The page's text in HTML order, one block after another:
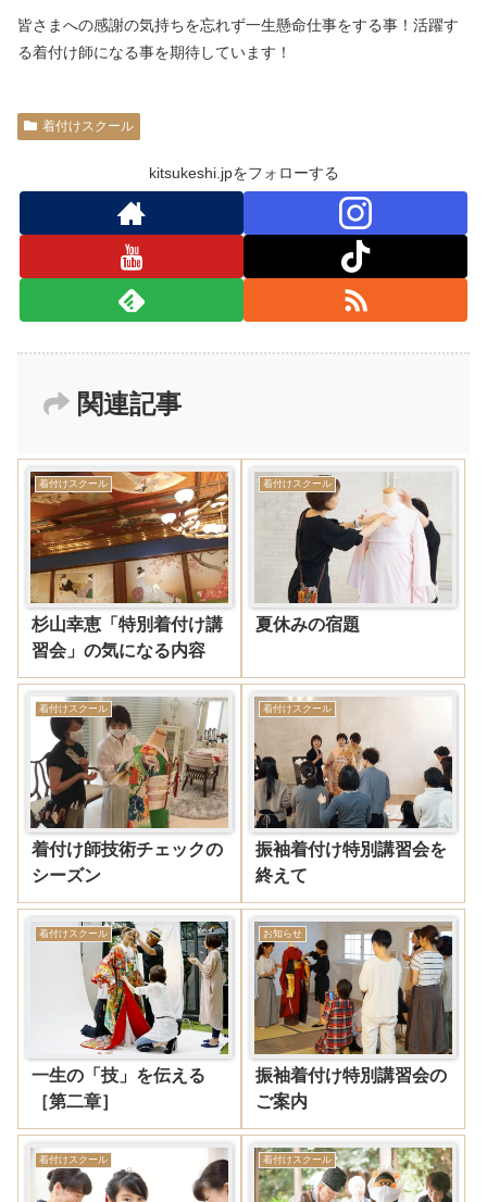
皆さまへの感謝の気持ちを忘れず一生懸命仕事をする事！活躍す
る着付け師になる事を期待しています！
着付けスクール
kitsukeshi.jpをフォローする
関連記事
着付けスクール
杉山幸恵「特別着付け講
習会」の気になる内容
着付けスクール
夏休みの宿題
着付けスクール
着付け師技術チェックの
シーズン
着付けスクール
振袖着付け特別講習会を
終えて
着付けスクール
一生の「技」を伝える
［第二章］
お知らせ
振袖着付け特別講習会の
ご案内
着付けスクール 着付けスクール